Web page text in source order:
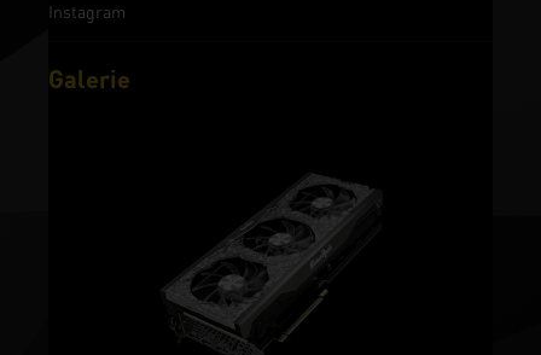
Instagram
Galerie